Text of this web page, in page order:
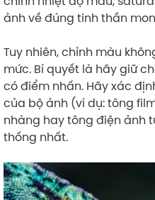
ảnh về đúng tinh thần
Tuy nhiên, chỉnh màu
mức. Bí quyết là hãy giữ
có điểm nhấn. Hãy xác
của bộ ảnh (ví dụ: tông
nhàng hay tông điện ảnh
thống nhất.